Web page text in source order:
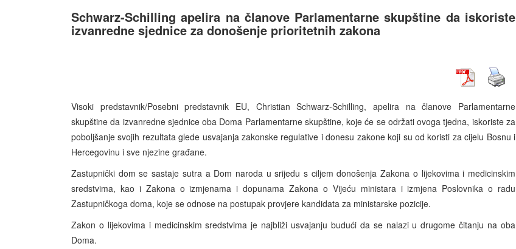
Schwarz-Schilling apelira na članove Parlamentarne skupštine da iskoriste
izvanredne sjednice za donošenje prioritetnih zakona
Visoki predstavnik/Posebni predstavnik EU, Christian Schwarz-Schilling, apelira na članove Parlamentarne
skupštine da izvanredne sjednice oba Doma Parlamentarne skupštine, koje će se održati ovoga tjedna, iskoriste za
poboljšanje svojih rezultata glede usvajanja zakonske regulative i donesu zakone koji su od koristi za cijelu Bosnu i
Hercegovinu i sve njezine građane.
Zastupnički dom se sastaje sutra a Dom naroda u srijedu s ciljem donošenja Zakona o lijekovima i medicinskim
sredstvima, kao i Zakona o izmjenama i dopunama Zakona o Vijeću ministara i izmjena Poslovnika o radu
Zastupničkoga doma, koje se odnose na postupak provjere kandidata za ministarske pozicije.
Zakon o lijekovima i medicinskim sredstvima je najbliži usvajanju budući da se nalazi u drugome čitanju na oba
Doma.